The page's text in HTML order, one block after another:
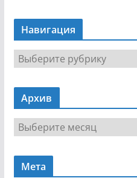
Навигация
Н
в
г
Архив
х
Мета